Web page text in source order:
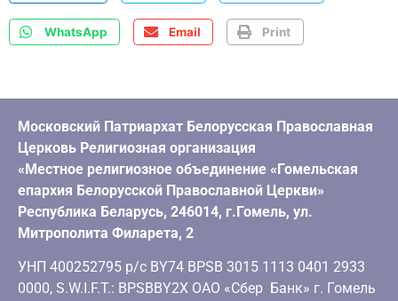
WhatsApp Email Print
Московский Патриархат Белорусская Православная
Церковь Религиозная организация
«Местное религиозное объединение «Гомельская
епархия Белорусской Православной Церкви»
Республика Беларусь, 246014, г.Гомель, ул.
Митрополита Филарета, 2
УНП 400252795 р/с BY74 BPSB 3015 1113 0401 2933
0000, S.W.I.F.T.: BPSBBY2X ОАО «Сбер Банк» г. Гомель